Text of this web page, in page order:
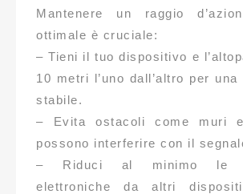
Mantenere un raggio
ottimale è cruciale:
– Tieni il tuo dispositivo e
10 metri l’uno dall’altro per
stabile.
– Evita ostacoli come muri
possono interferire con il
– Riduci al minimo le
elettroniche da altri